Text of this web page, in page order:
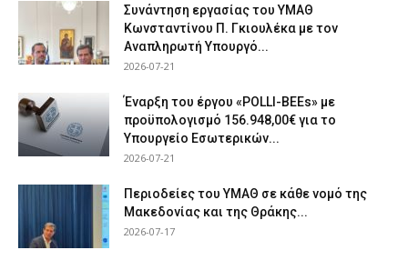
Συνάντηση εργασίας του ΥΜΑΘ
Κωνσταντίνου Π. Γκιουλέκα με τον
Αναπληρωτή Υπουργό...
2026-07-21
Έναρξη του έργου «POLLI-BEEs» με
προϋπολογισμό 156.948,00€ για το
Υπουργείο Εσωτερικών...
2026-07-21
Περιοδείες του ΥΜΑΘ σε κάθε νομό της
Μακεδονίας και της Θράκης...
2026-07-17